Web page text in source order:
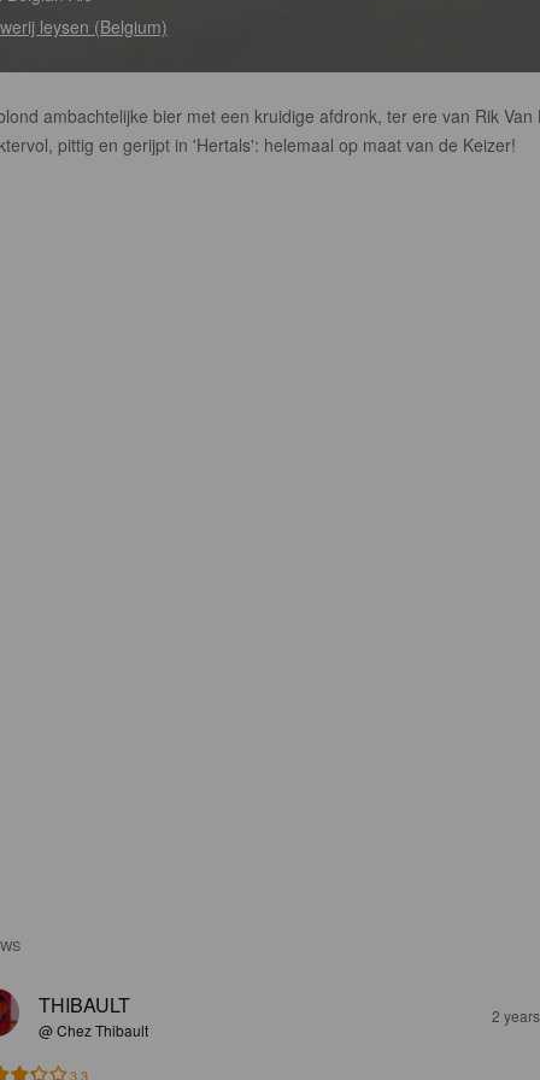
leysen (Belgium)
ambachtelijke bier met een kruidige afdronk, ter ere van Rik Van
pittig en gerijpt in 'Hertals': helemaal op maat van de Keizer!
THIBAULT
@ Chez Thibault
2
3.3